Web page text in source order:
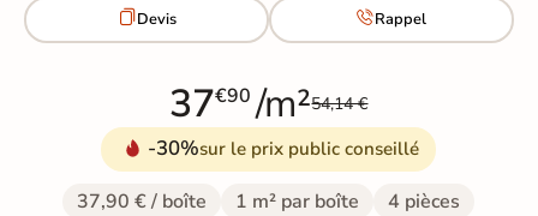
Devis Rappel
37€90 /m²54,14 €
-30%sur le prix public conseillé
37,90 € / boîte 1 m² par boîte 4 pièces